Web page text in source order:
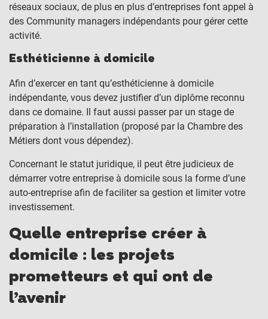
réseaux sociaux, de plus en plus d’entreprises font appel à
des Community managers indépendants pour gérer cette
activité.
Esthéticienne à domicile
Afin d’exercer en tant qu’esthéticienne à domicile
indépendante, vous devez justifier d’un diplôme reconnu
dans ce domaine. Il faut aussi passer par un stage de
préparation à l’installation (proposé par la Chambre des
Métiers dont vous dépendez).
Concernant le statut juridique, il peut être judicieux de
démarrer votre entreprise à domicile sous la forme d’une
auto-entreprise afin de faciliter sa gestion et limiter votre
investissement.
Quelle entreprise créer à
domicile : les projets
prometteurs et qui ont de
l’avenir